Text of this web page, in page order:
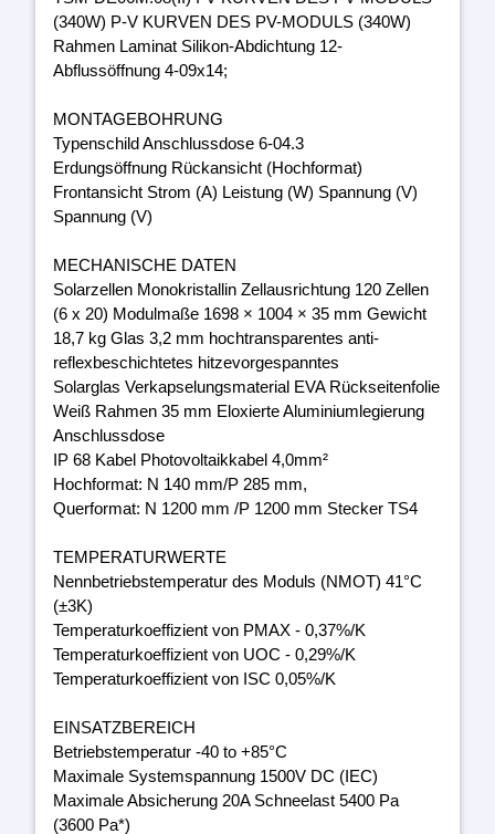
(340W) P-V KURVEN DES PV-MODULS (340W)
Rahmen Laminat Silikon-Abdichtung 12-
Abflussöffnung 4-09x14;
MONTAGEBOHRUNG
Typenschild Anschlussdose 6-04.3
Erdungsöffnung Rückansicht (Hochformat)
Frontansicht Strom (A) Leistung (W) Spannung (V)
Spannung (V)
MECHANISCHE DATEN
Solarzellen Monokristallin Zellausrichtung 120 Zellen
(6 x 20) Modulmaße 1698 × 1004 × 35 mm Gewicht
18,7 kg Glas 3,2 mm hochtransparentes anti-
reflexbeschichtetes hitzevorgespanntes
Solarglas Verkapselungsmaterial EVA Rückseitenfolie
Weiß Rahmen 35 mm Eloxierte Aluminiumlegierung
Anschlussdose
IP 68 Kabel Photovoltaikkabel 4,0mm²
Hochformat: N 140 mm/P 285 mm,
Querformat: N 1200 mm /P 1200 mm Stecker TS4
TEMPERATURWERTE
Nennbetriebstemperatur des Moduls (NMOT) 41°C
(±3K)
Temperaturkoeffizient von PMAX - 0,37%/K
Temperaturkoeffizient von UOC - 0,29%/K
Temperaturkoeffizient von ISC 0,05%/K
EINSATZBEREICH
Betriebstemperatur -40 to +85°C
Maximale Systemspannung 1500V DC (IEC)
Maximale Absicherung 20A Schneelast 5400 Pa
(3600 Pa*)